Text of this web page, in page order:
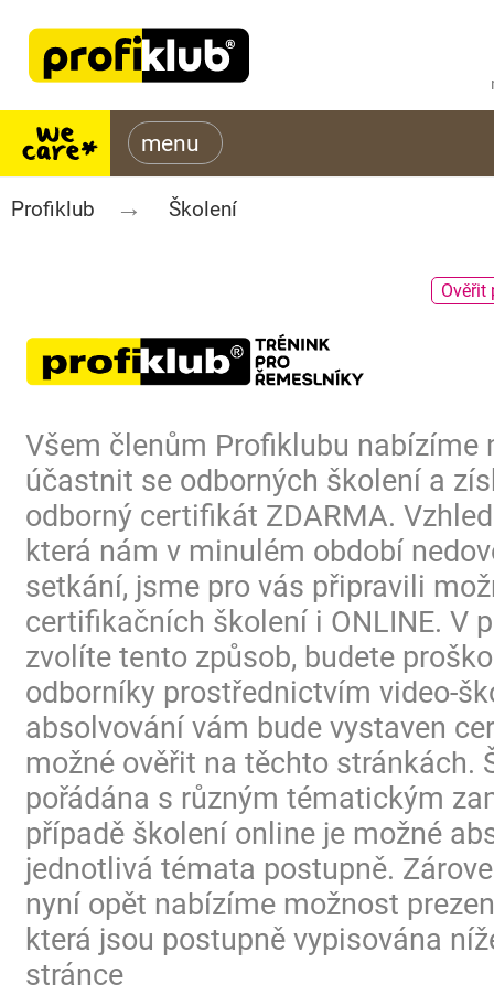
Profiklub Školení
Ověřit
Všem členům Profiklubu nabízíme
účastnit se odborných školení a
odborný certifikát ZDARMA.
která nám v minulém období
setkání, jsme pro vás připravili
certifikačních školení i ONLINE. V
zvolíte tento způsob, budete
odborníky prostřednictvím video-
absolvování vám bude vystaven
možné ověřit na těchto stránkách.
pořádána s různým tématickým
případě školení online je možné
jednotlivá témata postupně.
nyní opět nabízíme možnost
která jsou postupně vypisována
stránce